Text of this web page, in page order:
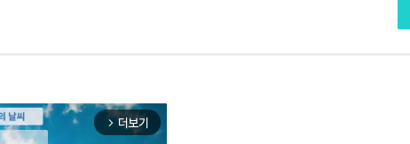
arrow_forward_ios 더보기